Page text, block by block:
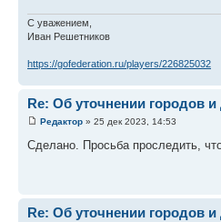
С уважением,
Иван Решетников
https://gofederation.ru/players/226825032
Re: Об уточнении городов и
Редактор » 25 дек 2023, 14:53
Сделано. Просьба проследить,
Re: Об уточнении городов и